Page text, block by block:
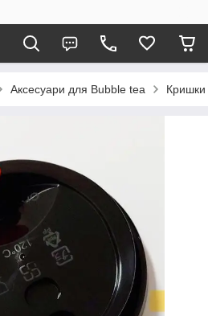
Аксесуари для Bubble tea Кришки